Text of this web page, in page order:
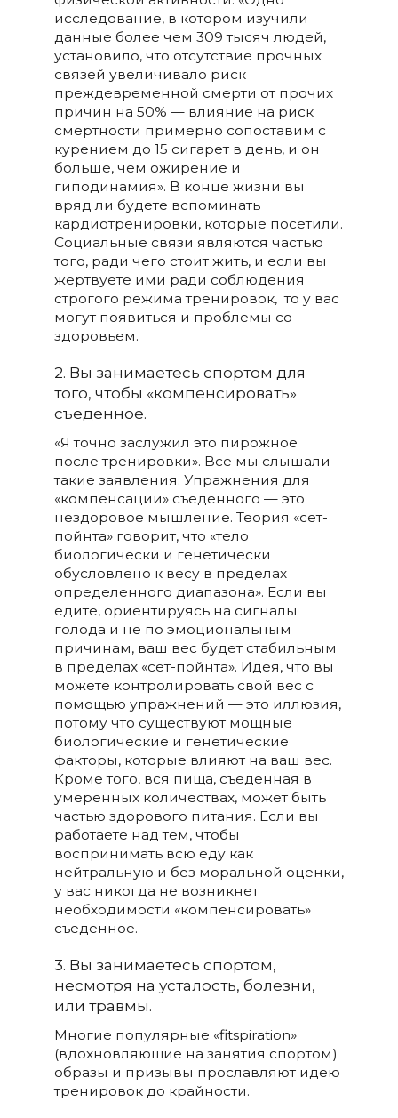
исследование, в котором изучили
данные более чем 309 тысяч людей,
установило, что отсутствие прочных
связей увеличивало риск
преждевременной смерти от прочих
причин на 50% — влияние на риск
смертности примерно сопоставим с
курением до 15 сигарет в день, и он
больше, чем ожирение и
гиподинамия». В конце жизни вы
вряд ли будете вспоминать
кардиотренировки, которые посетили.
Социальные связи являются частью
того, ради чего стоит жить, и если вы
жертвуете ими ради соблюдения
строгого режима тренировок, то у вас
могут появиться и проблемы со
здоровьем.
2. Вы занимаетесь спортом для
того, чтобы «компенсировать»
съеденное.
«Я точно заслужил это пирожное
после тренировки». Все мы слышали
такие заявления. Упражнения для
«компенсации» съеденного — это
нездоровое мышление. Теория «сет-
пойнта» говорит, что «тело
биологически и генетически
обусловлено к весу в пределах
определенного диапазона». Если вы
едите, ориентируясь на сигналы
голода и не по эмоциональным
причинам, ваш вес будет стабильным
в пределах «сет-пойнта». Идея, что вы
можете контролировать свой вес с
помощью упражнений — это иллюзия,
потому что существуют мощные
биологические и генетические
факторы, которые влияют на ваш вес.
Кроме того, вся пища, съеденная в
умеренных количествах, может быть
частью здорового питания. Если вы
работаете над тем, чтобы
воспринимать всю еду как
нейтральную и без моральной оценки,
у вас никогда не возникнет
необходимости «компенсировать»
съеденное.
3. Вы занимаетесь спортом,
несмотря на усталость, болезни,
или травмы.
Многие популярные «fitspiration»
(вдохновляющие на занятия спортом)
образы и призывы прославляют идею
тренировок до крайности.